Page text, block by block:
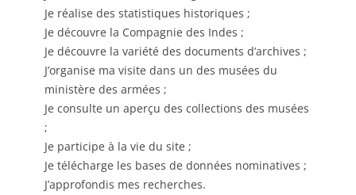
Je réalise des statistiques historiques ;
Je découvre la Compagnie des Indes ;
Je découvre la variété des documents d’archives ;
J’organise ma visite dans un des musées du
ministère des armées ;
Je consulte un aperçu des collections des musées
;
Je participe à la vie du site ;
Je télécharge les bases de données nominatives ;
J’approfondis mes recherches.